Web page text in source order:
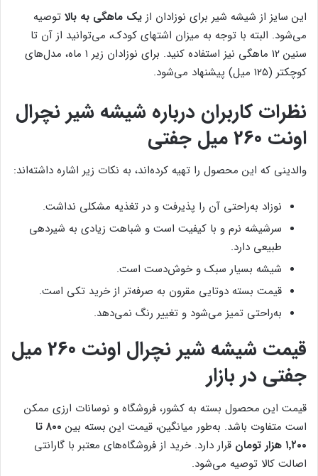
این سایز از شیشه شیر برای نوزادان از یک ماهگی به بالا توصیه
می‌شود. البته با توجه به میزان اشتهای کودک، می‌توانید از آن تا
سنین ۱۲ ماهگی نیز استفاده کنید. برای نوزادان زیر ۱ ماه، مدل‌های
کوچکتر (۱۲۵ میل) پیشنهاد می‌شود.
نظرات کاربران درباره شیشه شیر نچرال
اونت 260 میل جفتی
والدینی که این محصول را تهیه کرده‌اند، به نکات زیر اشاره داشته‌اند:
نوزاد به‌راحتی آن را پذیرفت و در تغذیه مشکلی نداشت.
سرشیشه نرم و با کیفیت است و شباهت زیادی به شیردهی
طبیعی دارد.
شیشه بسیار سبک و خوش‌دست است.
قیمت بسته دوتایی مقرون به صرفه‌تر از خرید تکی است.
به‌راحتی تمیز می‌شود و تغییر رنگ نمی‌دهد.
قیمت شیشه شیر نچرال اونت 260 میل
جفتی در بازار
قیمت این محصول بسته به کشور، فروشگاه و نوسانات ارزی ممکن
است متفاوت باشد. به‌طور میانگین، قیمت این بسته بین
۸۰۰ تا
۱٬۲۰۰ هزار تومان
قرار دارد. خرید از فروشگاه‌های معتبر با گارانتی
اصالت کالا توصیه می‌شود.